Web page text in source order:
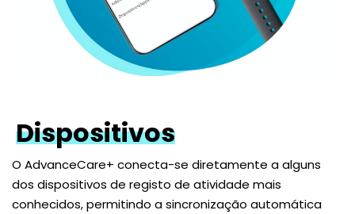
Dispositivos
O AdvanceCare+ conecta-se diretamente a alguns
dos dispositivos de registo de atividade mais
conhecidos, permitindo a sincronização automática